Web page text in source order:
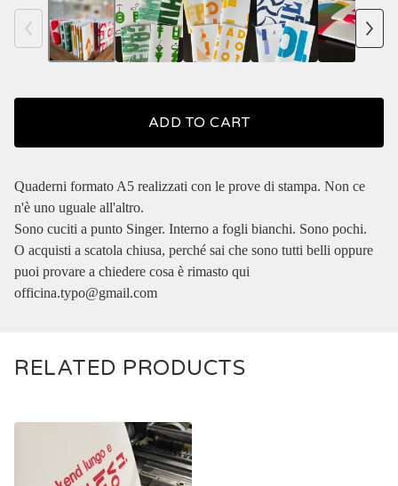
ADD TO CART
Quaderni formato A5 realizzati con le prove di stampa. Non ce
n'è uno uguale all'altro.
Sono cuciti a punto Singer. Interno a fogli bianchi. Sono pochi.
O acquisti a scatola chiusa, perché sai che sono tutti belli oppure
puoi provare a chiedere cosa è rimasto qui
officina.typo@gmail.com
RELATED PRODUCTS